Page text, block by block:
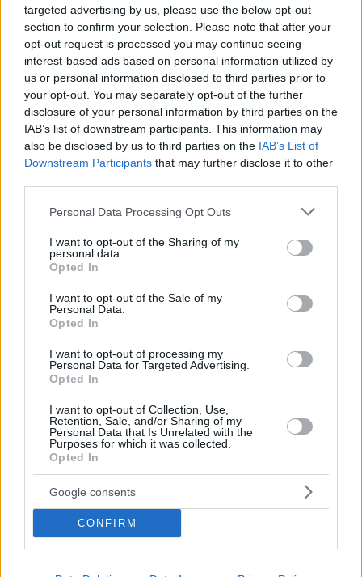
targeted advertising by us, please use the below opt-out
section to confirm your selection. Please note that after your
opt-out request is processed you may continue seeing
interest-based ads based on personal information utilized by
us or personal information disclosed to third parties prior to
your opt-out. You may separately opt-out of the further
disclosure of your personal information by third parties on the
IAB’s list of downstream participants. This information may
also be disclosed by us to third parties on the IAB’s List of
Downstream Participants that may further disclose it to other
Please note that this website/app uses one or more Google
not limited to your visit or usage behaviour. You may click to
grant or deny consent to Google and its third-party tags to
use your data for below specified purposes in below Google
consent section.
Personal Data Processing Opt Outs
I want to opt-out of the Sharing of my
personal data.
Opted In
I want to opt-out of the Sale of my
Personal Data.
Opted In
I want to opt-out of processing my
Personal Data for Targeted Advertising.
Opted In
I want to opt-out of Collection, Use,
Retention, Sale, and/or Sharing of my
Personal Data that Is Unrelated with the
Purposes for which it was collected.
Opted In
Google consents
CONFIRM
Προηγούμενη
Πατρις Ηλείας
Επόμενη
Αργολική Ανάπτυξη
Κοινοποιήστε
Προηγούμενη
Πατρις Ηλείας
Επόμενη
Αργολική Ανάπτυξη
Τα σχόλια έχουν απενεργοποιηθεί για